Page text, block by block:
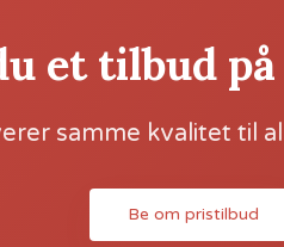
et tilbud
samme kvalitet til
Be om pristilbud